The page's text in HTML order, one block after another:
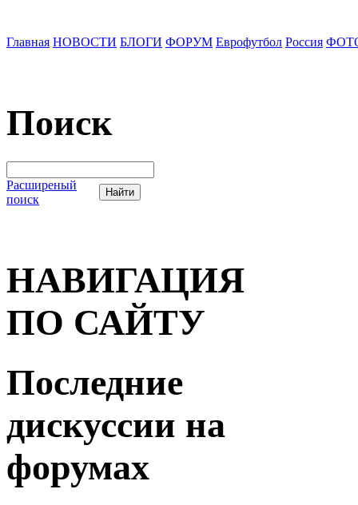
Главная НОВОСТИ БЛОГИ ФОРУМ Еврофутбол Россия
Поиск
Расширеный
поиск
НАВИГАЦИЯ
ПО САЙТУ
Последние
дискуссии на
форумах